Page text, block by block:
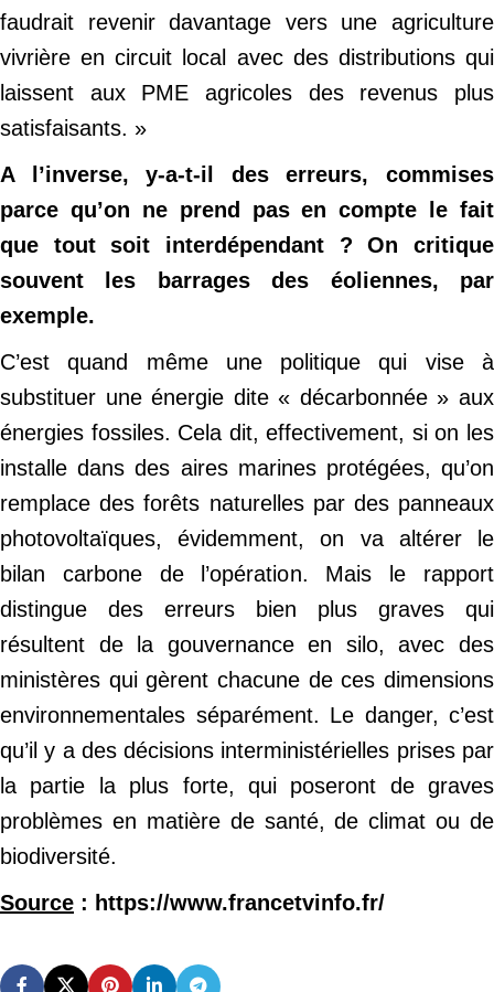
faudrait revenir davantage vers une agriculture
vivrière en circuit local avec des distributions qui
laissent aux PME agricoles des revenus plus
satisfaisants. »
A l’inverse, y-a-t-il des erreurs, commises
parce qu’on ne prend pas en compte le fait
que tout soit interdépendant ? On critique
souvent les barrages des éoliennes, par
exemple.
C’est quand même une politique qui vise à
substituer une énergie dite « décarbonnée » aux
énergies fossiles. Cela dit, effectivement, si on les
installe dans des aires marines protégées, qu’on
remplace des forêts naturelles par des panneaux
photovoltaïques, évidemment, on va altérer le
bilan carbone de l’opération. Mais le rapport
distingue des erreurs bien plus graves qui
résultent de la gouvernance en silo, avec des
ministères qui gèrent chacune de ces dimensions
environnementales séparément. Le danger, c’est
qu’il y a des décisions interministérielles prises par
la partie la plus forte, qui poseront de graves
problèmes en matière de santé, de climat ou de
biodiversité.
Source : https://www.francetvinfo.fr/